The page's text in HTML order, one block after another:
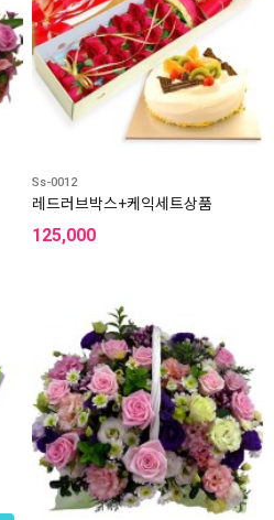
Ss-0012
레드러브박스+케익세트상품
125,000